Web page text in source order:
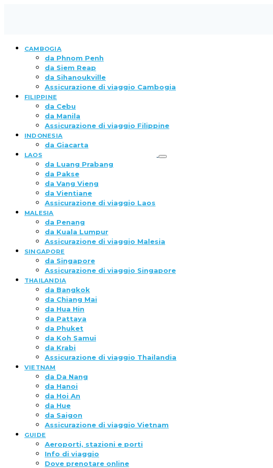
CAMBOGIA
da Phnom Penh
da Siem Reap
da Sihanoukville
Assicurazione di viaggio Cambogia
FILIPPINE
da Cebu
da Manila
Assicurazione di viaggio Filippine
INDONESIA
da Giacarta
LAOS
da Luang Prabang
da Pakse
da Vang Vieng
da Vientiane
Assicurazione di viaggio Laos
MALESIA
da Penang
da Kuala Lumpur
Assicurazione di viaggio Malesia
SINGAPORE
da Singapore
Assicurazione di viaggio Singapore
THAILANDIA
da Bangkok
da Chiang Mai
da Hua Hin
da Pattaya
da Phuket
da Koh Samui
da Krabi
Assicurazione di viaggio Thailandia
VIETNAM
da Da Nang
da Hanoi
da Hoi An
da Hue
da Saigon
Assicurazione di viaggio Vietnam
GUIDE
Aeroporti, stazioni e porti
Info di viaggio
Dove prenotare online